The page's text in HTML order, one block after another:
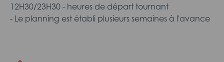
12H30/23H30 - heures de départ tournant
- Le planning est établi plusieurs semaines à l'avance